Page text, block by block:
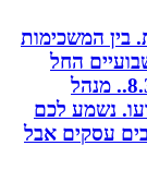
המשכימות
החל
המפגש 8.30.. מנהל
לכם
אבל